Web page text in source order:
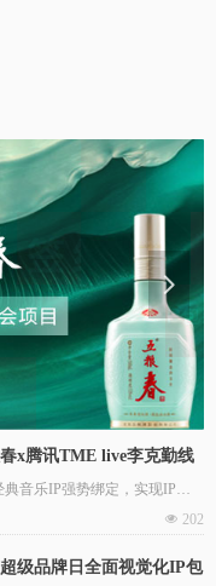
넲
x腾讯TME live李克勤线
音乐IP强势绑定，实现IP营
点。
넶 202
级品牌日全面视觉化IP包